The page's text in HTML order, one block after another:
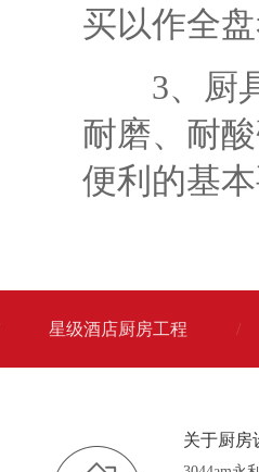
买以作全
3、厨具
耐磨、耐
便利的基
星级酒店厨房工程 /
关于厨房